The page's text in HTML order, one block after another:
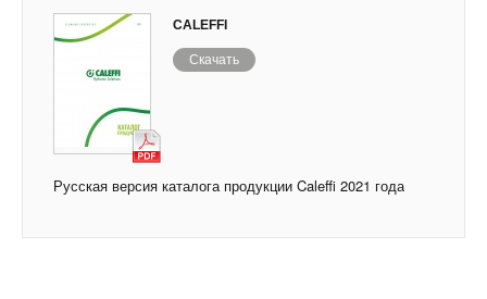
CALEFFI
Скачать
Русская версия каталога продукции Caleffi 2021 года